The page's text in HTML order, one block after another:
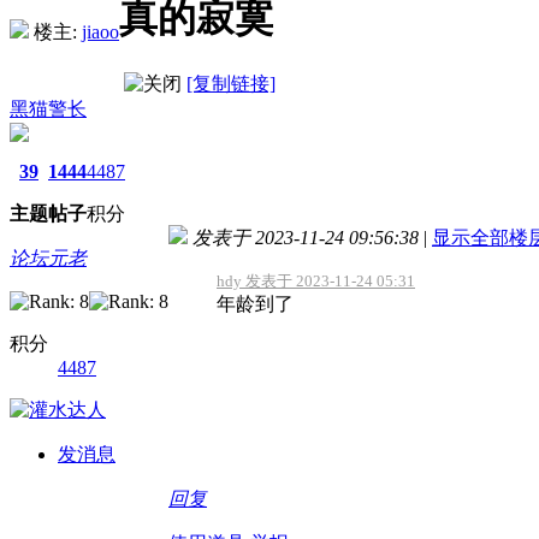
楼主: jiaoo真的寂寞
[复制链接]
黑猫警长
39
主题
1444
帖子
4487
积分
论坛元老
积分
4487
发消息
发表于 2023-11-24 09:56:38 | 显示全部楼
hdy 发表于 2023-11-24 05:31
年龄到了
回复